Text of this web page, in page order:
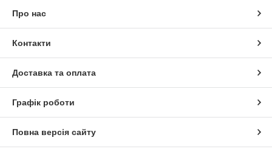
Про нас
Контакти
Доставка та оплата
Графік роботи
Повна версія сайту